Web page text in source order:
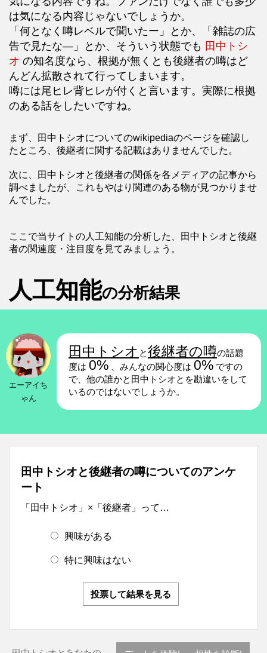
は気になる内容じゃないでしょうか。
「何となく噂レベルで聞いたー」とか、「雑誌の広
告で見たな―」とか、そういう状態でも 田中トシ
オ の知名度なら、根拠が無くとも後継者の噂はど
んどん拡散されて行ってしまいます。
噂には尾ヒレ背ヒレが付くと言います。実際に根拠
のある話をしたいですね。
まず、田中トシオについてのwikipediaのページを確認し
たところ、後継者に関する記載はありませんでした。
次に、田中トシオと後継者の関係を各メディアの記事から
調べましたが、これもやはり関連のある物が見つかりませ
んでした。
ここで当サイトの人工知能の分析した、田中トシオと後継
者の関連度・注目度を見てみましょう。
人工知能の分析結果
エーアイち
ゃん
田中トシオ と後継者の噂の話題
度は 0% 、みんなの関心度は 0% ですの
で、他の誰かと田中トシオとを勘違いをして
いるのではないでしょうか。
田中トシオと後継者の噂についてのアンケ
ート
「田中トシオ」×「後継者」って…
興味がある
特に興味はない
投票して結果を見る